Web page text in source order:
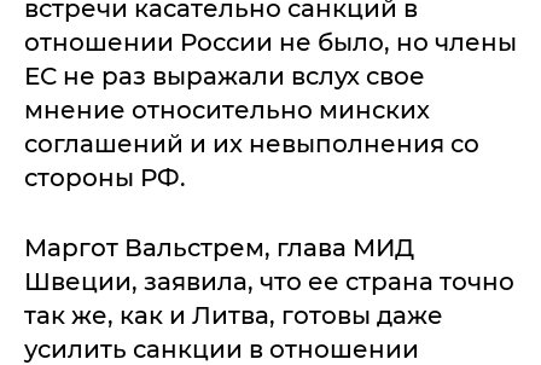
встречи касательно санкций в
отношении России не было, но члены
ЕС не раз выражали вслух свое
мнение относительно минских
соглашений и их невыполнения со
стороны РФ.
Маргот Вальстрем, глава МИД
Швеции, заявила, что ее страна точно
так же, как и Литва, готовы даже
усилить санкции в отношении